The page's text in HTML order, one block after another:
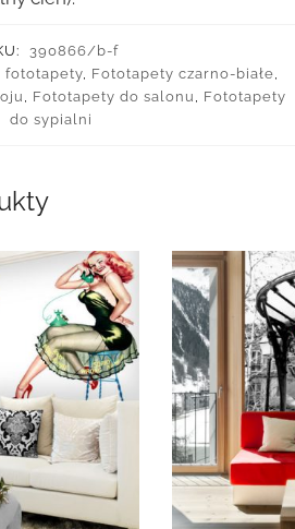
390866/b-f
fototapety, Fototapety czarno-białe,
, Fototapety do salonu , Fototapety
do sypialni